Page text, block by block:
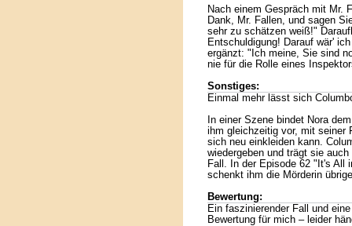
Nach einem Gespräch mit Mr.
Dank, Mr. Fallen, und sagen
sehr zu schätzen weiß!"
Entschuldigung! Darauf wär'
ergänzt: "Ich meine, Sie sind
nie für die Rolle eines
Sonstiges:
Einmal mehr lässt sich
In einer Szene bindet Nora
ihm gleichzeitig vor, mit seiner
sich neu einkleiden kann.
wiedergeben und trägt sie
Fall. In der Episode 62 "It's All
schenkt ihm die Mörderin
Bewertung:
Ein faszinierender Fall und
Bewertung für mich – leider